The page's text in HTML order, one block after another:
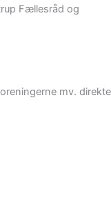
Fællesråd og
mv. direkte